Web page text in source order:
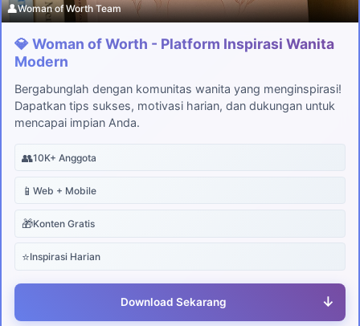
👤Woman of Worth Team
💎 Woman of Worth - Platform Inspirasi Wanita
Modern
Bergabunglah dengan komunitas wanita yang menginspirasi!
Dapatkan tips sukses, motivasi harian, dan dukungan untuk
mencapai impian Anda.
👥10K+ Anggota
📱 Web + Mobile
🎁Konten Gratis
⭐Inspirasi Harian
Download Sekarang ↓